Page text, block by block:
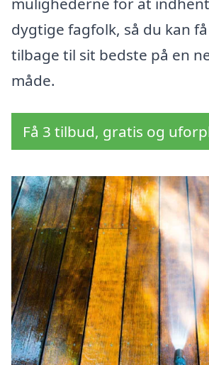
dygtige fagfolk, så du kan
tilbage til sit bedste på en
måde.
Få 3 tilbud, gratis og